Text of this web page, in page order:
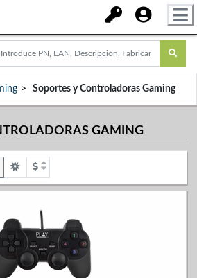
Soportes y Controladoras Gaming
GAMING